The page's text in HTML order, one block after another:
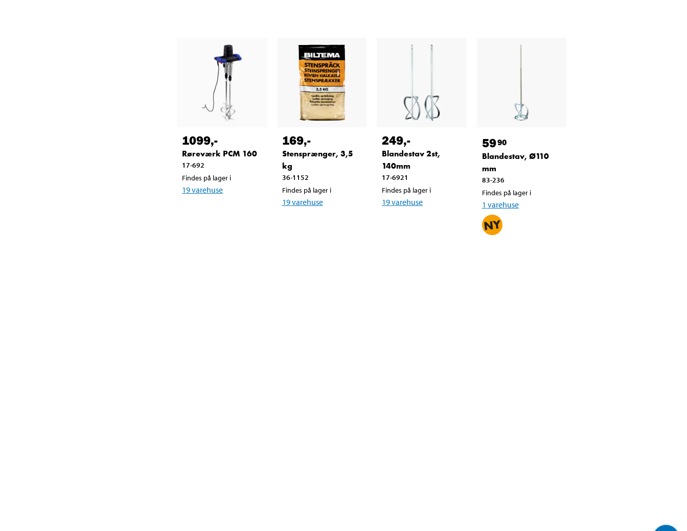
1099,-
Røreværk PCM 160
17-692
Findes på lager i
19varehuse
169,-
Stensprænger, 3,5
kg
36-1152
Findes på lager i
19varehuse
249,-
Blandestav 2st,
140mm
17-6921
Findes på lager i
19varehuse
5990
Blandestav, Ø110
mm
83-236
Findes på lager i
1 varehuse